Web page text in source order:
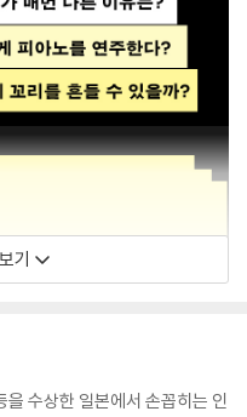
기
을 수상한 일본에서 손꼽히는 인